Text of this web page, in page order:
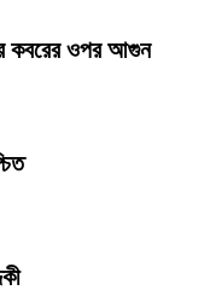
কবরের ওপর আগুন